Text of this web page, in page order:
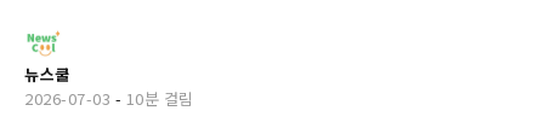
뉴스쿨
2026-07-03 - 10분 걸림